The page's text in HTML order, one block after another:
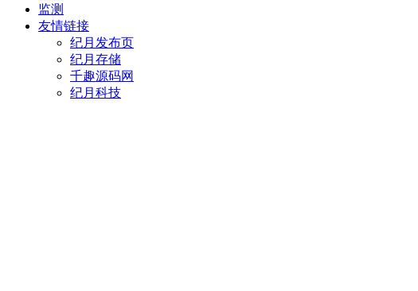
监测
友情链接
纪月发布页
纪月存储
千趣源码网
纪月科技